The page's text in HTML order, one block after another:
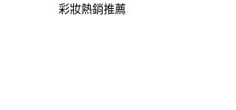
彩妝熱銷推薦